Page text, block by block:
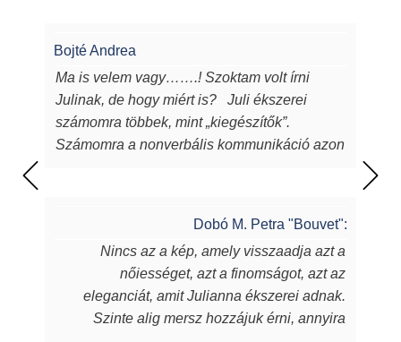
Bojté Andrea
Ma is velem vagy…….! Szoktam volt írni
Julinak, de hogy miért is? Juli ékszerei
számomra többek, mint „kiegészítők”.
Számomra a nonverbális kommunikáció azon
egyediek, csodaszépek, igényesek,
sugározzák az alkotójuk által belevitt
energiát, szeretetet, amit készítőjük alkotás
során beletett. Szeretem a kincseit, viselem
nap mint nap, melyek során magabiztosabb,
Dobó M. Petra "Bouvet":
Nincs az a kép, amely visszaadja azt a
nőiességet, azt a finomságot, azt az
eleganciát, amit Julianna ékszerei adnak.
Szinte alig mersz hozzájuk érni, annyira